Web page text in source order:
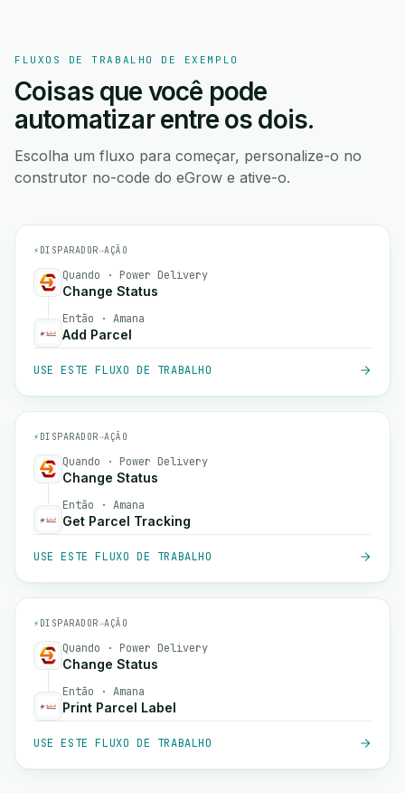
FLUXOS DE TRABALHO DE EXEMPLO
Coisas que você pode
automatizar entre os dois.
Escolha um fluxo para começar, personalize-o no
construtor no-code do eGrow e ative-o.
⚡ DISPARADOR→AÇÃO
Quando · Power Delivery
Change Status
Então · Amana
Add Parcel
USE ESTE FLUXO DE TRABALHO
⚡ DISPARADOR→AÇÃO
Quando · Power Delivery
Change Status
Então · Amana
Get Parcel Tracking
USE ESTE FLUXO DE TRABALHO
⚡ DISPARADOR→AÇÃO
Quando · Power Delivery
Change Status
Então · Amana
Print Parcel Label
USE ESTE FLUXO DE TRABALHO